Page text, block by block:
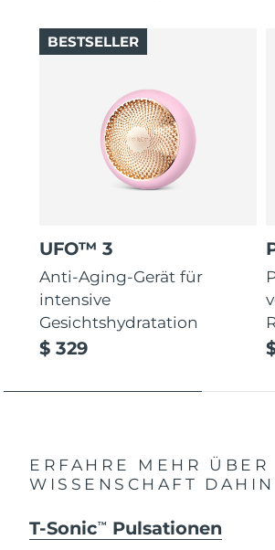
UFO™ 3
Anti-Aging-Gerät für
intensive
Gesichtshydratation
$ 329
BESTSELLER
ERFAHRE MEHR ÜBER
WISSENSCHAFT
T-SonicTM Pulsationen